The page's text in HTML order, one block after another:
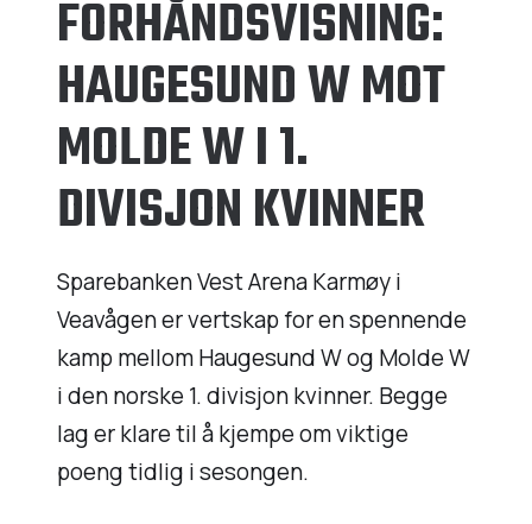
FORHÅNDSVISNING:
HAUGESUND W MOT
MOLDE W I 1.
DIVISJON KVINNER
Sparebanken Vest Arena Karmøy i
Veavågen er vertskap for en spennende
kamp mellom Haugesund W og Molde W
i den norske 1. divisjon kvinner. Begge
lag er klare til å kjempe om viktige
poeng tidlig i sesongen.